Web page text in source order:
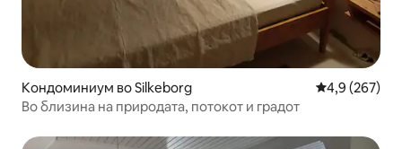
Кондоминиум во Silkeborg Просечна
4,9 (267)
Во близина на природата, потокот и градот